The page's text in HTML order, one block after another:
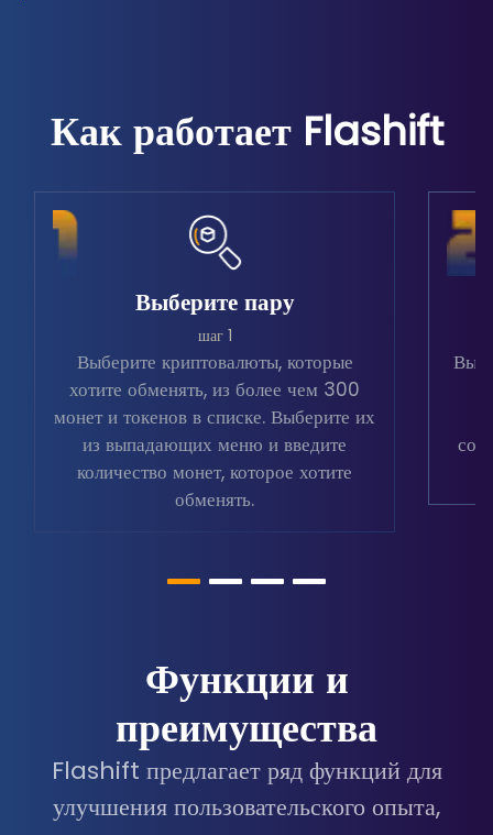
Как работает Flashift
Выберите пару
шаг 1
Выберите криптовалюты, которые
хотите обменять, из более чем 300
монет и токенов в списке. Выберите их
из выпадающих меню и введите
количество монет, которое хотите
обменять.
Функции и
преимущества
Flashift предлагает ряд функций для
улучшения пользовательского опыта,